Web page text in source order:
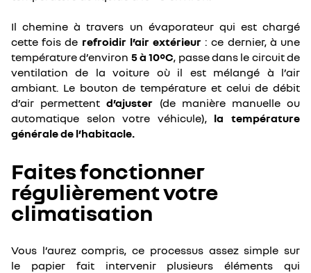
Il chemine à travers un évaporateur qui est chargé
cette fois de refroidir l’air extérieur : ce dernier, à une
température d’environ 5 à 10°C, passe dans le circuit de
ventilation de la voiture où il est mélangé à l’air
ambiant. Le bouton de température et celui de débit
d’air permettentd’ajuster (de manière manuelle ou
automatique selon votre véhicule), la température
générale de l’habitacle.
Faites fonctionner
régulièrement votre
climatisation
Vous l’aurez compris, ce processus assez simple sur
le papier fait intervenir plusieurs éléments qui